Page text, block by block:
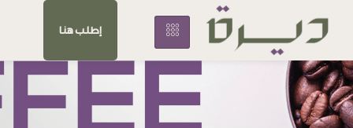
إطلب هنا